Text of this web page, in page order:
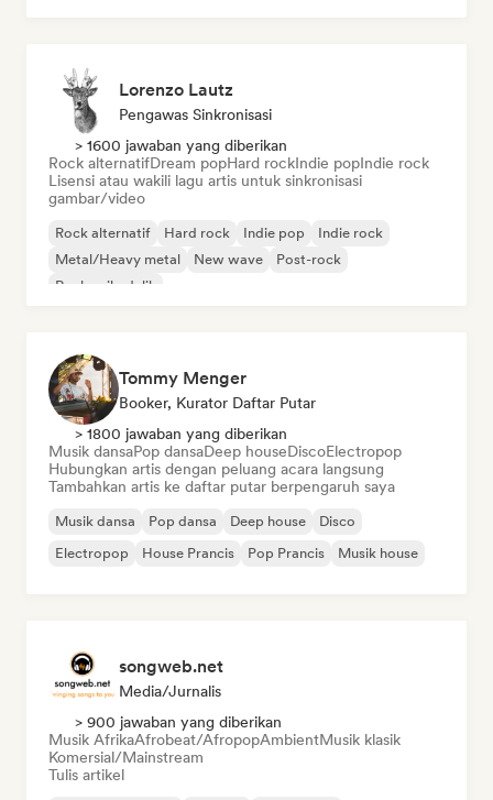
Lorenzo Lautz
Pengawas Sinkronisasi
> 1600 jawaban yang diberikan
Rock alternatifDream popHard rockIndie popIndie rock
Lisensi atau wakili lagu artis untuk sinkronisasi
gambar/video
Rock alternatif Hard rock Indie pop
Indie rock
Metal/Heavy metal
New wave
Post-rock
Rock psikedelik
Tommy Menger
Booker, Kurator Daftar Putar
> 1800 jawaban yang diberikan
Musik dansaPop dansaDeep houseDiscoElectropop
Hubungkan artis dengan peluang acara langsung
Tambahkan artis ke daftar putar berpengaruh saya
Musik dansa Pop dansa Deep house
Disco
Electropop
House Prancis Pop Prancis Musik house
songweb.net
Media/Jurnalis
> 900 jawaban yang diberikan
Musik AfrikaAfrobeat/AfropopAmbientMusik klasik
Komersial/Mainstream
Tulis artikel